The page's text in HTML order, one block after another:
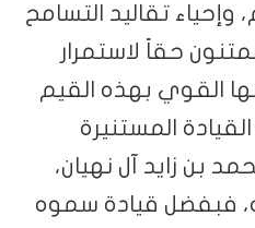
تقاليد التسامح
حقاً لاستمرار
القوي بهذه القيم
المستنيرة
بن زايد آل نهيان،
فبفضل قيادة سموه